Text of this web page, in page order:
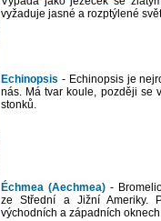
vyžaduje jasné a rozptýlené
Echinopsis - Echinopsis je
nás. Má tvar koule, později se
stonků.
Échmea (Aechmea) -
ze Střední a Jižní Ameriky.
východních a západních